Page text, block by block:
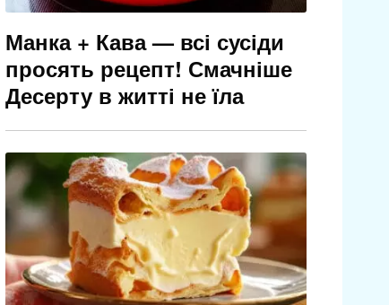
Манка + Кава — всі сусіди
просять рецепт! Смачніше
Десерту в житті не їла